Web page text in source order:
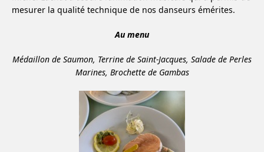
mesurer la qualité technique de nos danseurs émérites.
Au menu
Médaillon de Saumon, Terrine de Saint-Jacques, Salade de Perles
Marines, Brochette de Gambas